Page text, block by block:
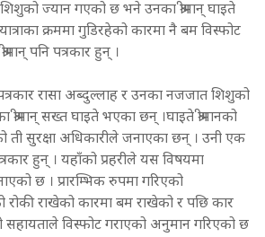
ज्यान गएको छ भने उनका श्रीमान् घाइते
क्रममा गुडिरहेको कारमा नै बम विस्फोट
पनि पत्रकार हुन् ।
रासा अब्दुल्लाह र उनका नजजात शिशुको
सख्त घाइते भएका छन् ।घाइते श्रीमानको
ती सुरक्षा अधिकारीले जनाएका छन् । उनी एक
हुन् । यहाँको प्रहरीले यस विषयमा
छ । प्रारम्भिक रुपमा गरिएको
रोकी राखेको कारमा बम राखेको र पछि कार
सहायताले विस्फोट गराएको अनुमान गरिएको छ